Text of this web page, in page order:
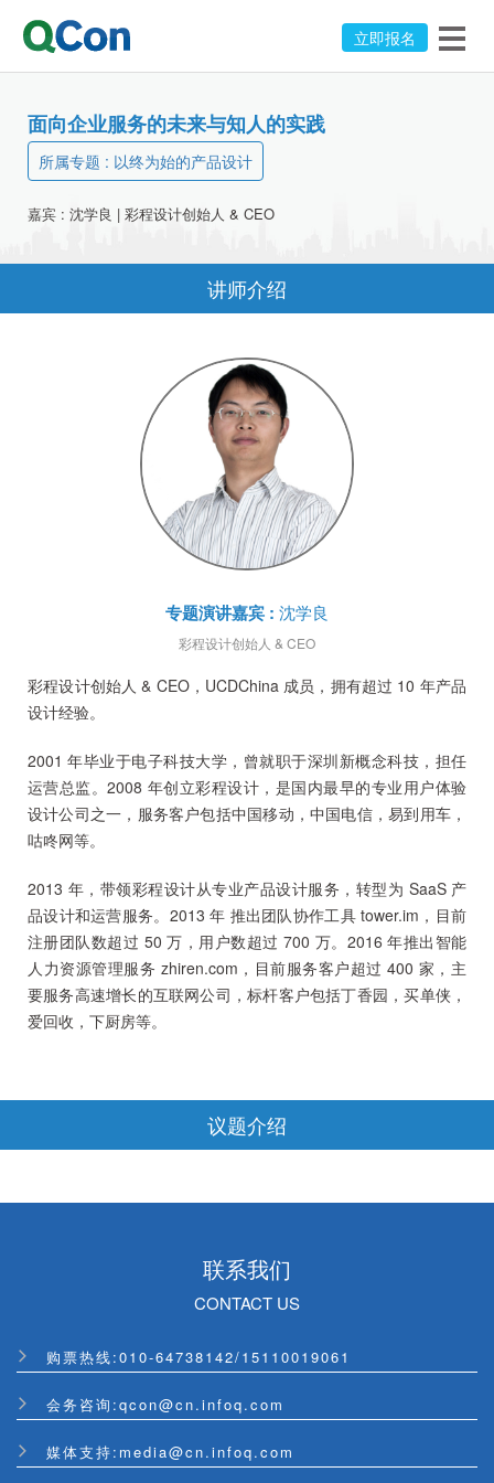
立即报名
面向企业服务的未来与知人的实践
所属专题 : 以终为始的产品设计
嘉宾 : 沈学良 | 彩程设计创始人 & CEO
讲师介绍
专题演讲嘉宾 : 沈学良
彩程设计创始人 & CEO
彩程设计创始人 & CEO，UCDChina 成员，拥有超过 10 年产品
设计经验。
2001 年毕业于电子科技大学，曾就职于深圳新概念科技，担任
运营总监。2008 年创立彩程设计，是国内最早的专业用户体验
设计公司之一，服务客户包括中国移动，中国电信，易到用车，
咕咚网等。
2013 年，带领彩程设计从专业产品设计服务，转型为 SaaS 产
品设计和运营服务。2013 年 推出团队协作工具 tower.im，目前
注册团队数超过 50 万，用户数超过 700 万。2016 年推出智能
人力资源管理服务 zhiren.com，目前服务客户超过 400 家，主
要服务高速增长的互联网公司，标杆客户包括丁香园，买单侠，
爱回收，下厨房等。
议题介绍
联系我们
CONTACT US
购票热线:010-64738142/15110019061
会务咨询:qcon@cn.infoq.com
媒体支持:media@cn.infoq.com